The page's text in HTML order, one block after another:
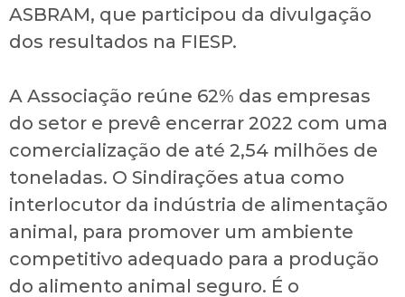
ASBRAM, que participou da divulgação
dos resultados na FIESP.
A Associação reúne 62% das empresas
do setor e prevê encerrar 2022 com uma
comercialização de até 2,54 milhões de
toneladas. O Sindirações atua como
interlocutor da indústria de alimentação
animal, para promover um ambiente
competitivo adequado para a produção
do alimento animal seguro. É o